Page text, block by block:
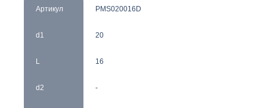
Артикул
d1
L
d2
PMS020016D
20
16
-